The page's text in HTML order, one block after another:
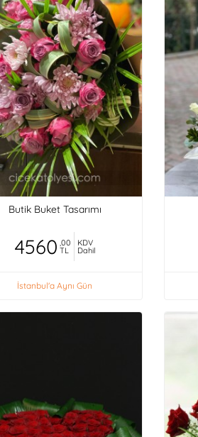
Butik Buket Tasarımı
4560 ,00
TL
KDV
Dahil
İstanbul'a Aynı Gün